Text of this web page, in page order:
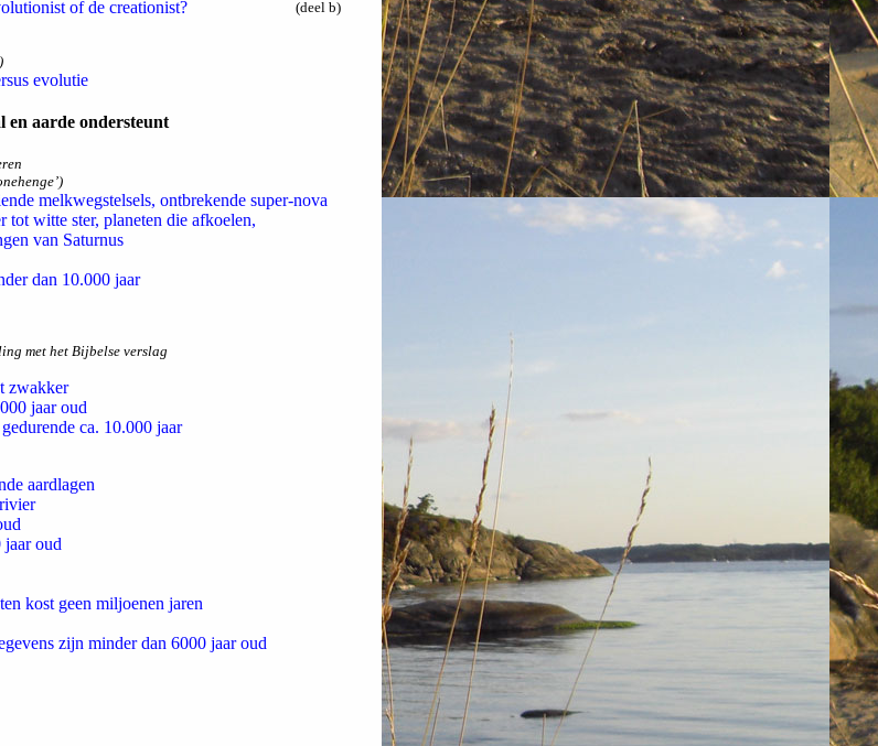
of de creationist?
(deel b)
evolutie
en aarde ondersteunt
melkwegstelsels, ontbrekende super-nova
tot witte ster, planeten die afkoelen,
van Saturnus
dan 10.000 jaar
met het Bijbelse verslag
zwakker
jaar oud
ca. 10.000 jaar
aardlagen
oud
kost geen miljoenen jaren
zijn minder dan 6000 jaar oud